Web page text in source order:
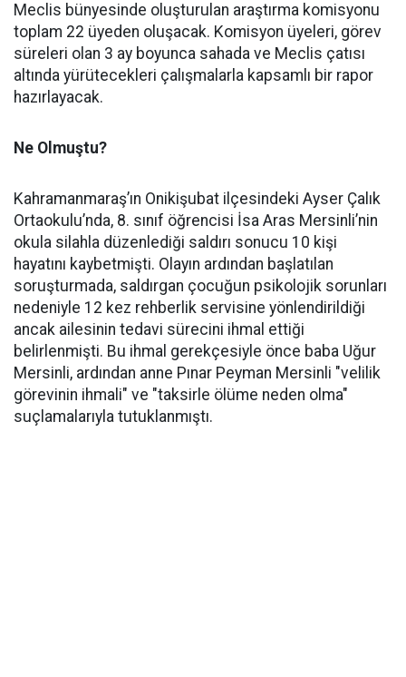
Meclis bünyesinde oluşturulan araştırma komisyonu
toplam 22 üyeden oluşacak. Komisyon üyeleri, görev
süreleri olan 3 ay boyunca sahada ve Meclis çatısı
altında yürütecekleri çalışmalarla kapsamlı bir rapor
hazırlayacak.
Ne Olmuştu?
Kahramanmaraş’ın Onikişubat ilçesindeki Ayser Çalık
Ortaokulu’nda, 8. sınıf öğrencisi İsa Aras Mersinli’nin
okula silahla düzenlediği saldırı sonucu 10 kişi
hayatını kaybetmişti. Olayın ardından başlatılan
soruşturmada, saldırgan çocuğun psikolojik sorunları
nedeniyle 12 kez rehberlik servisine yönlendirildiği
ancak ailesinin tedavi sürecini ihmal ettiği
belirlenmişti. Bu ihmal gerekçesiyle önce baba Uğur
Mersinli, ardından anne Pınar Peyman Mersinli "velilik
görevinin ihmali" ve "taksirle ölüme neden olma"
suçlamalarıyla tutuklanmıştı.